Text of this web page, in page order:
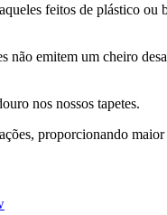
feitos de plástico ou
não emitem um cheiro
nos nossos tapetes.
proporcionando